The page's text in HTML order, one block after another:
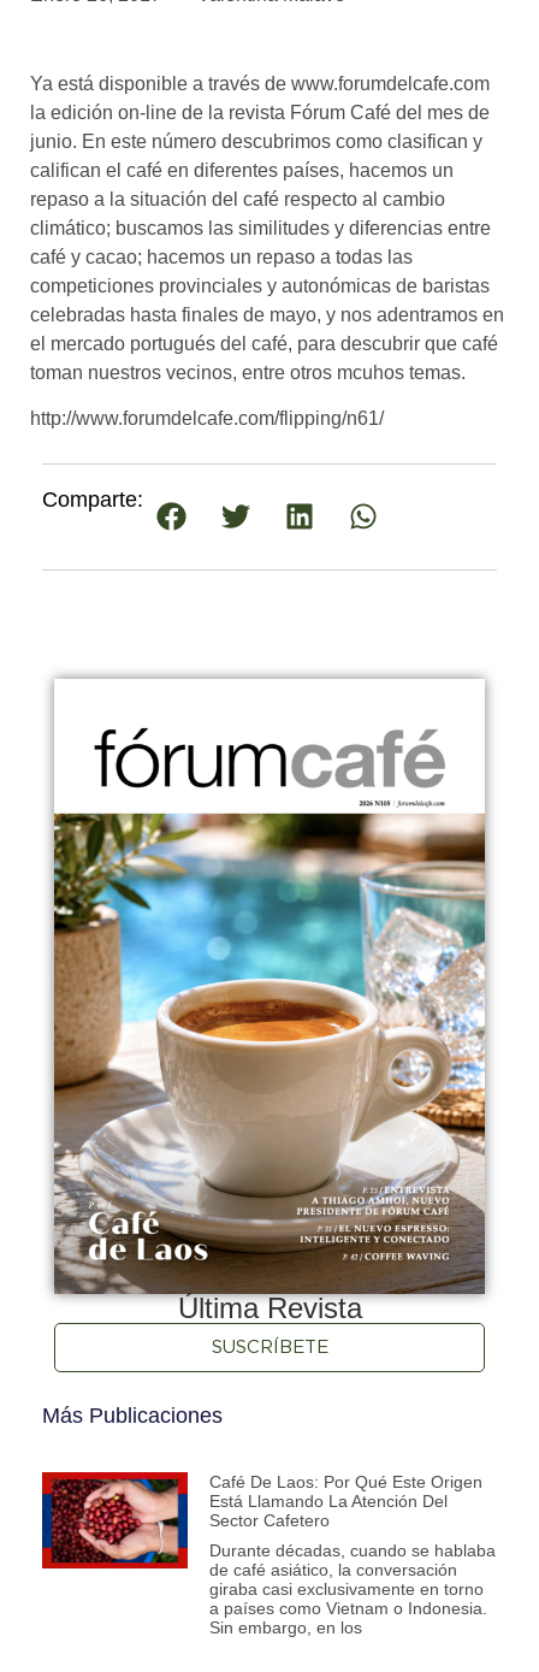
el café siempre tiene
algo nuevo que
enseñarnos
BOLSA DE TRABAJO
¡te imaginas vivir de tu pasión
por el café?
CONTACTO
¡queremos saber
de ti!
Ya está disponible a través de www.forumdelcafe.com
la edición on-line de la revista Fórum Café del mes de
junio. En este número descubrimos como clasifican y
califican el café en diferentes países, hacemos un
repaso a la situación del café respecto al cambio
climático; buscamos las similitudes y diferencias entre
café y cacao; hacemos un repaso a todas las
competiciones provinciales y autonómicas de baristas
celebradas hasta finales de mayo, y nos adentramos en
el mercado portugués del café, para descubrir que café
toman nuestros vecinos, entre otros mcuhos temas.
http://www.forumdelcafe.com/flipping/n61/
Comparte:
Última Revista
SUSCRÍBETE
Más Publicaciones
Café De Laos: Por Qué Este Origen
Está Llamando La Atención Del
Sector Cafetero
Durante décadas, cuando se hablaba
de café asiático, la conversación
giraba casi exclusivamente en torno
a países como Vietnam o Indonesia.
Sin embargo, en los